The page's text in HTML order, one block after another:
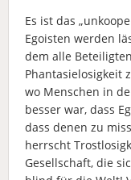
Es ist das
Egoisten werden
dem alle
Phantasielosigkeit
wo Menschen in
besser war, dass
dass denen zu
herrscht
Gesellschaft, die